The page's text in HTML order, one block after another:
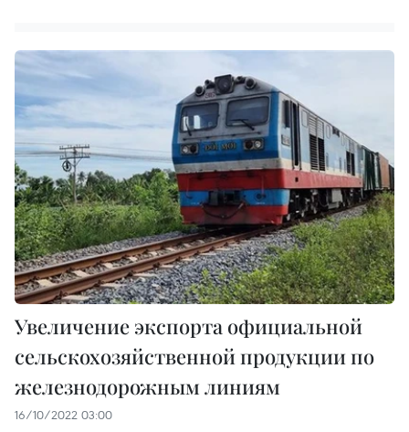
Увеличение экспорта официальной
сельскохозяйственной продукции по
железнодорожным линиям
16/10/2022 03:00